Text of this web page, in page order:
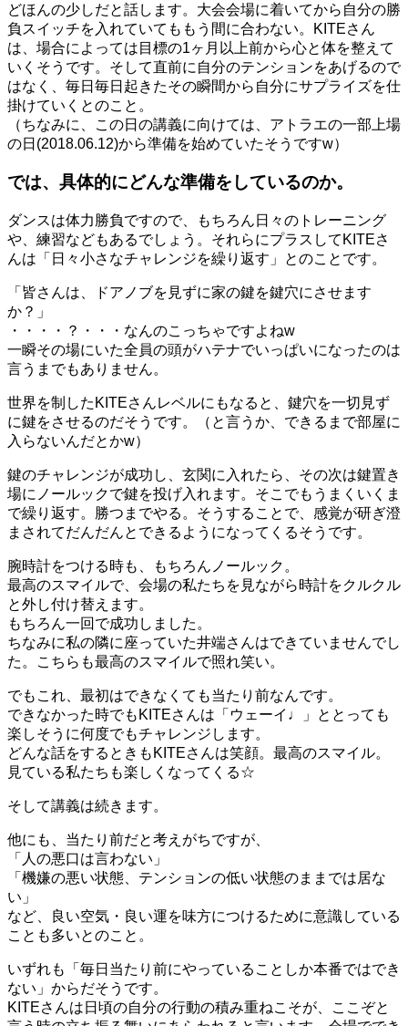
どほんの少しだと話します。大会会場に着いてから自分の勝
負スイッチを入れていてももう間に合わない。KITEさん
は、場合によっては目標の1ヶ月以上前から心と体を整えて
いくそうです。そして直前に自分のテンションをあげるので
はなく、毎日毎日起きたその瞬間から自分にサプライズを仕
掛けていくとのこと。
（ちなみに、この日の講義に向けては、アトラエの一部上場
の日(2018.06.12)から準備を始めていたそうですw）
では、具体的にどんな準備をしているのか。
ダンスは体力勝負ですので、もちろん日々のトレーニング
や、練習などもあるでしょう。それらにプラスしてKITEさ
んは「日々小さなチャレンジを繰り返す」とのことです。
「皆さんは、ドアノブを見ずに家の鍵を鍵穴にさせます
か？」
・・・・？・・・なんのこっちゃですよねw
一瞬その場にいた全員の頭がハテナでいっぱいになったのは
言うまでもありません。
世界を制したKITEさんレベルにもなると、鍵穴を一切見ず
に鍵をさせるのだそうです。（と言うか、できるまで部屋に
入らないんだとかw）
鍵のチャレンジが成功し、玄関に入れたら、その次は鍵置き
場にノールックで鍵を投げ入れます。そこでもうまくいくま
で繰り返す。勝つまでやる。そうすることで、感覚が研ぎ澄
まされてだんだんとできるようになってくるそうです。
腕時計をつける時も、もちろんノールック。
最高のスマイルで、会場の私たちを見ながら時計をクルクル
と外し付け替えます。
もちろん一回で成功しました。
ちなみに私の隣に座っていた井端さんはできていませんでし
た。こちらも最高のスマイルで照れ笑い。
でもこれ、最初はできなくても当たり前なんです。
できなかった時でもKITEさんは「ウェーイ♩」ととっても
楽しそうに何度でもチャレンジします。
どんな話をするときもKITEさんは笑顔。最高のスマイル。
見ている私たちも楽しくなってくる☆
そして講義は続きます。
他にも、当たり前だと考えがちですが、
「人の悪口は言わない」
「機嫌の悪い状態、テンションの低い状態のままでは居な
い」
など、良い空気・良い運を味方につけるために意識している
ことも多いとのこと。
いずれも「毎日当たり前にやっていることしか本番ではでき
ない」からだそうです。
KITEさんは日頃の自分の行動の積み重ねこそが、ここぞと